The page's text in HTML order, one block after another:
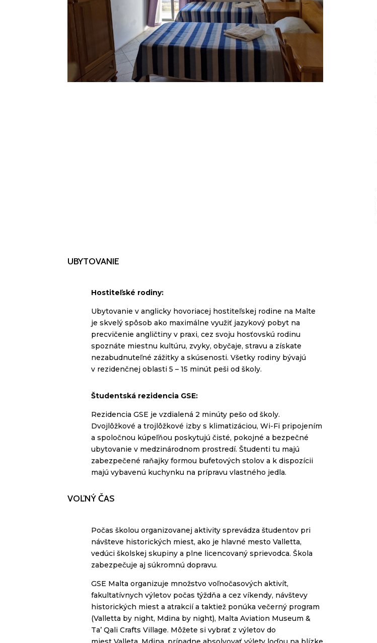
UBYTOVANIE
Hostiteľské rodiny:
Ubytovanie v anglicky hovoriacej hostiteľskej rodine na Malte
je skvelý spôsob ako maximálne využiť jazykový pobyt na
precvičenie angličtiny v praxi, cez svoju hosťovskú rodinu
spoznáte miestnu kultúru, zvyky, obyčaje, stravu a získate
nezabudnuteľné zážitky a skúsenosti. Všetky rodiny bývajú
v rezidenčnej oblasti 5 – 15 minút peši od školy.
Študentská rezidencia GSE:
Rezidencia GSE je vzdialená 2 minúty pešo od školy.
Dvojlôžkové a trojlôžkové izby s klimatizáciou, Wi-Fi pripojením
a spoločnou kúpeľňou poskytujú čisté, pokojné a bezpečné
ubytovanie v medzinárodnom prostredí. Študenti tu majú
zabezpečené raňajky formou bufetových stolov a k dispozícii
majú vybavenú kuchynku na prípravu vlastného jedla.
VOĽNÝ ČAS
Počas školou organizovanej aktivity sprevádza študentov pri
návšteve historických miest, ako je hlavné mesto Valletta,
vedúci školskej skupiny a plne licencovaný sprievodca. Škola
zabezpečuje aj súkromnú dopravu.
GSE Malta organizuje množstvo voľnočasových aktivít,
fakultatívnych výletov počas týždňa a cez víkendy, návštevy
historických miest a atrakcií a taktiež ponúka večerný program
(Valletta by night, Mdina by night), MaltaAviation Museum &
Ta’Qali Crafts Village. Môžete si vybrať z výletov do